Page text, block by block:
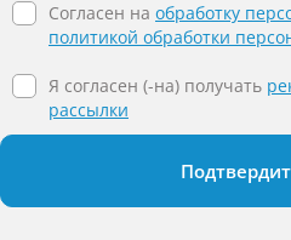
Согласен на обработку
политикой обработки
Я согласен (-на) получать
рассылки